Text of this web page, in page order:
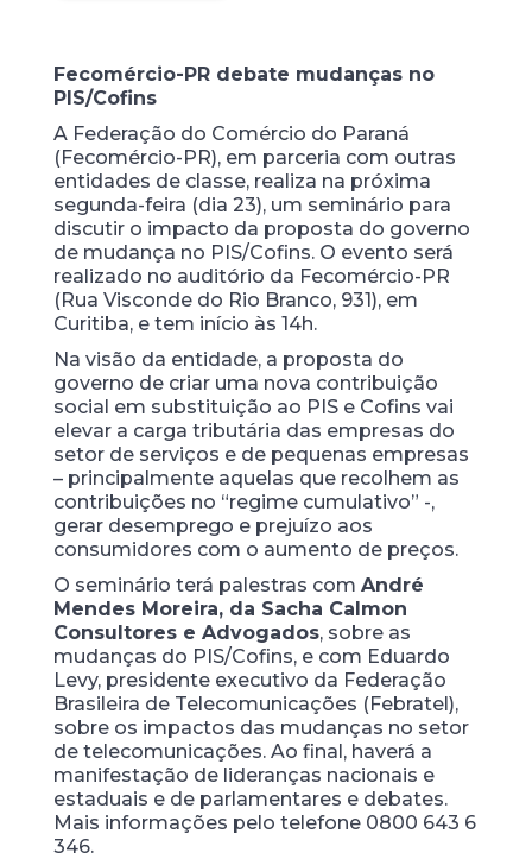
Fecomércio-PR debate mudanças no
PIS/Cofins
A Federação do Comércio do Paraná
(Fecomércio-PR), em parceria com outras
entidades de classe, realiza na próxima
segunda-feira (dia 23), um seminário para
discutir o impacto da proposta do governo
de mudança no PIS/Cofins. O evento será
realizado no auditório da Fecomércio-PR
(Rua Visconde do Rio Branco, 931), em
Curitiba, e tem início às 14h.
Na visão da entidade, a proposta do
governo de criar uma nova contribuição
social em substituição ao PIS e Cofins vai
elevar a carga tributária das empresas do
setor de serviços e de pequenas empresas
– principalmente aquelas que recolhem as
contribuições no “regime cumulativo” -,
gerar desemprego e prejuízo aos
consumidores com o aumento de preços.
O seminário terá palestras com André
Mendes Moreira, da Sacha Calmon
Consultores e Advogados, sobre as
mudanças do PIS/Cofins, e com Eduardo
Levy, presidente executivo da Federação
Brasileira de Telecomunicações (Febratel),
sobre os impactos das mudanças no setor
de telecomunicações. Ao final, haverá a
manifestação de lideranças nacionais e
estaduais e de parlamentares e debates.
Mais informações pelo telefone 0800 643 6
346.